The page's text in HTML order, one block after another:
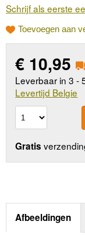
Schrijf als eerste
Toevoegen aan
€ 10,95
Leverbaar in 3 -
Levertijd Belgie
Gratis
Afbeeldingen